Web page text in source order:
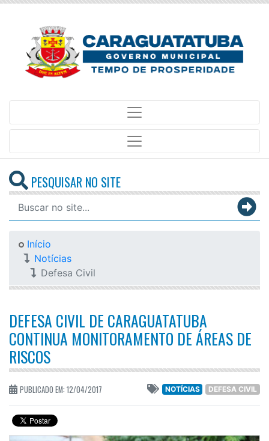
PESQUISAR NO SITE
Início
Notícias
Defesa Civil
DEFESA CIVIL DE CARAGUATATUBA
CONTINUA MONITORAMENTO DE ÁREAS DE
RISCOS
PUBLICADO EM: 12/04/2017 NOTÍCIAS DEFESA CIVIL